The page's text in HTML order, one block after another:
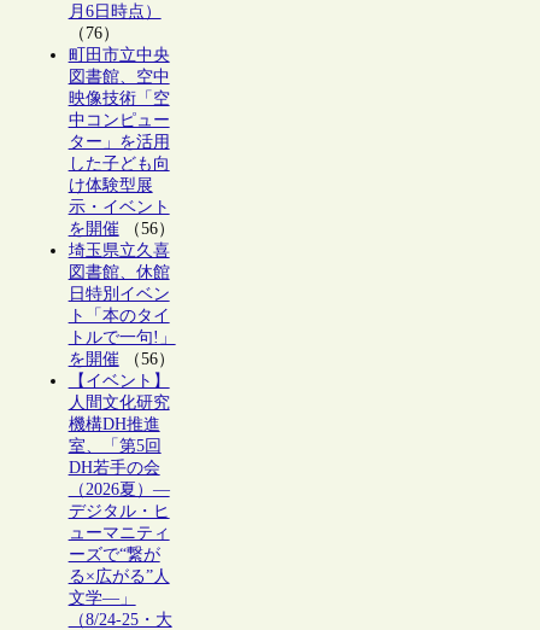
月6日時点）
（76）
町田市立中央
図書館、空中
映像技術「空
中コンピュー
ター」を活用
した子ども向
け体験型展
示・イベント
を開催（56）
埼玉県立久喜
図書館、休館
日特別イベン
ト「本のタイ
トルで一句!」
を開催（56）
【イベント】
人間文化研究
機構DH推進
室、「第5回
DH若手の会
（2026夏）―
デジタル・ヒ
ューマニティ
ーズで“繋が
る×広がる”人
文学―」
（8/24-25・大